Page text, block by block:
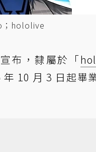
；hololive
布，隸屬於「
10 月 3 日起畢